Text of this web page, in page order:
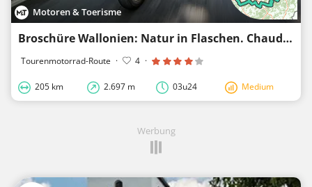
Motoren & Toerisme
Broschüre Wallonien: Natur in Flaschen. Chaudfontaine - Spontin
Tourenmotorrad-Route · 4 ·
205 km 2.697 m 03u24 Medium
Werbung